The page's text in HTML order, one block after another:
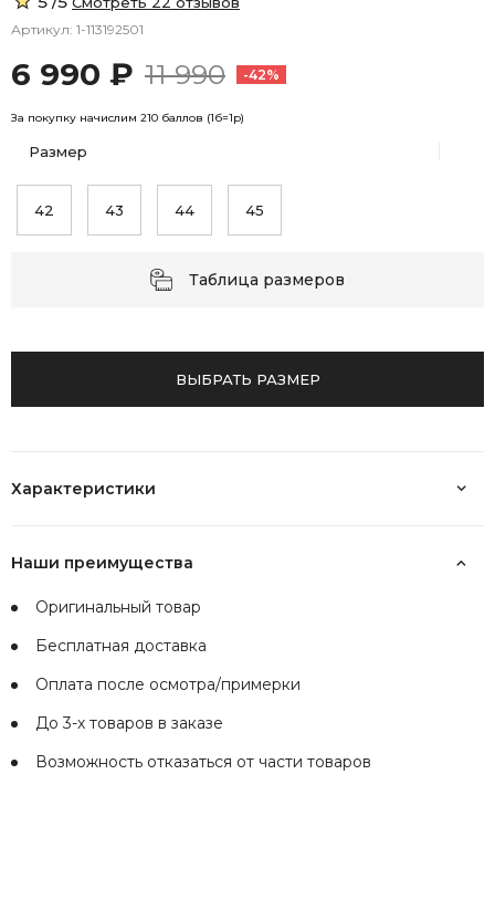
Артикул: 1-113192501
6 990 ₽ 11 990 -42%
За покупку начислим 210 баллов (1б=1р)
Размер
42 43 44 45
Таблица размеров
ВЫБРАТЬ РАЗМЕР
Характеристики
Наши преимущества
Оригинальный товар
Бесплатная доставка
Оплата после осмотра/примерки
До 3-х товаров в заказе
Возможность отказаться от части товаров